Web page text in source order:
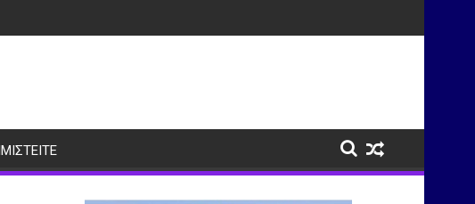
πολιτισμούς μέσα από τη μουσική